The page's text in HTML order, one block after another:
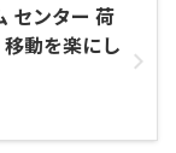
センター 荷
動を楽にし